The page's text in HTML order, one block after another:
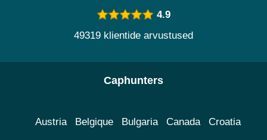
4.9
49319 klientide arvustused
Caphunters
Austria Belgique Bulgaria Canada Croatia